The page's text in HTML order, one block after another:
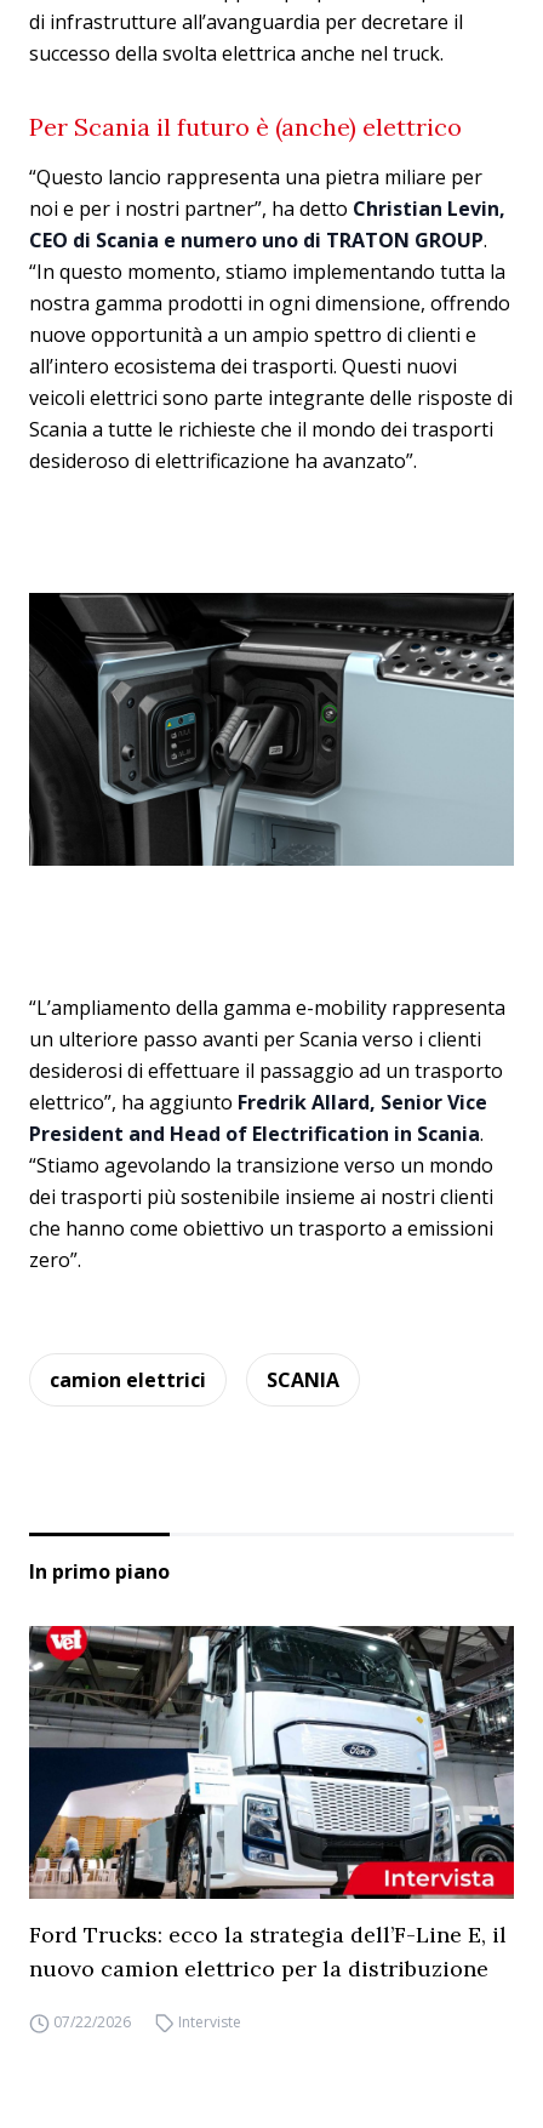
di infrastrutture all’avanguardia per decretare il
successo della svolta elettrica anche nel truck.
Per Scania il futuro è (anche) elettrico
“Questo lancio rappresenta una pietra miliare per
noi e per i nostri partner”, ha detto Christian Levin,
CEO di Scania e numero uno di TRATON GROUP.
“In questo momento, stiamo implementando tutta la
nostra gamma prodotti in ogni dimensione, offrendo
nuove opportunità a un ampio spettro di clienti e
all’intero ecosistema dei trasporti. Questi nuovi
veicoli elettrici sono parte integrante delle risposte di
Scania a tutte le richieste che il mondo dei trasporti
desideroso di elettrificazione ha avanzato”.
“L’ampliamento della gamma e-mobility rappresenta
un ulteriore passo avanti per Scania verso i clienti
desiderosi di effettuare il passaggio ad un trasporto
elettrico”, ha aggiunto Fredrik Allard, Senior Vice
President and Head of Electri­fication in Scania.
“Stiamo agevolando la transizione verso un mondo
dei trasporti più sostenibile insieme ai nostri clienti
che hanno come obiettivo un trasporto a emissioni
zero”.
camion elettrici SCANIA
In primo piano
Ford Trucks: ecco la strategia dell’F-Line E, il
nuovo camion elettrico per la distribuzione
07/22/2026 Interviste